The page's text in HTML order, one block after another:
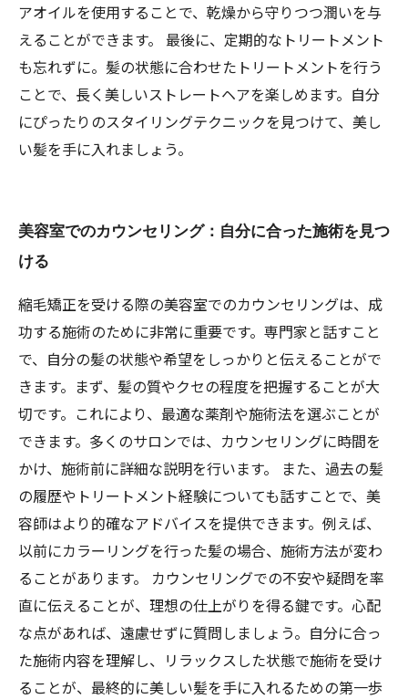
アオイルを使用することで、乾燥から守りつつ潤いを与
えることができます。 最後に、定期的なトリートメント
も忘れずに。髪の状態に合わせたトリートメントを行う
ことで、長く美しいストレートヘアを楽しめます。自分
にぴったりのスタイリングテクニックを見つけて、美し
い髪を手に入れましょう。
美容室でのカウンセリング：自分に合った施術を見つ
ける
縮毛矯正を受ける際の美容室でのカウンセリングは、成
功する施術のために非常に重要です。専門家と話すこと
で、自分の髪の状態や希望をしっかりと伝えることがで
きます。まず、髪の質やクセの程度を把握することが大
切です。これにより、最適な薬剤や施術法を選ぶことが
できます。多くのサロンでは、カウンセリングに時間を
かけ、施術前に詳細な説明を行います。 また、過去の髪
の履歴やトリートメント経験についても話すことで、美
容師はより的確なアドバイスを提供できます。例えば、
以前にカラーリングを行った髪の場合、施術方法が変わ
ることがあります。 カウンセリングでの不安や疑問を率
直に伝えることが、理想の仕上がりを得る鍵です。心配
な点があれば、遠慮せずに質問しましょう。自分に合っ
た施術内容を理解し、リラックスした状態で施術を受け
ることが、最終的に美しい髪を手に入れるための第一歩